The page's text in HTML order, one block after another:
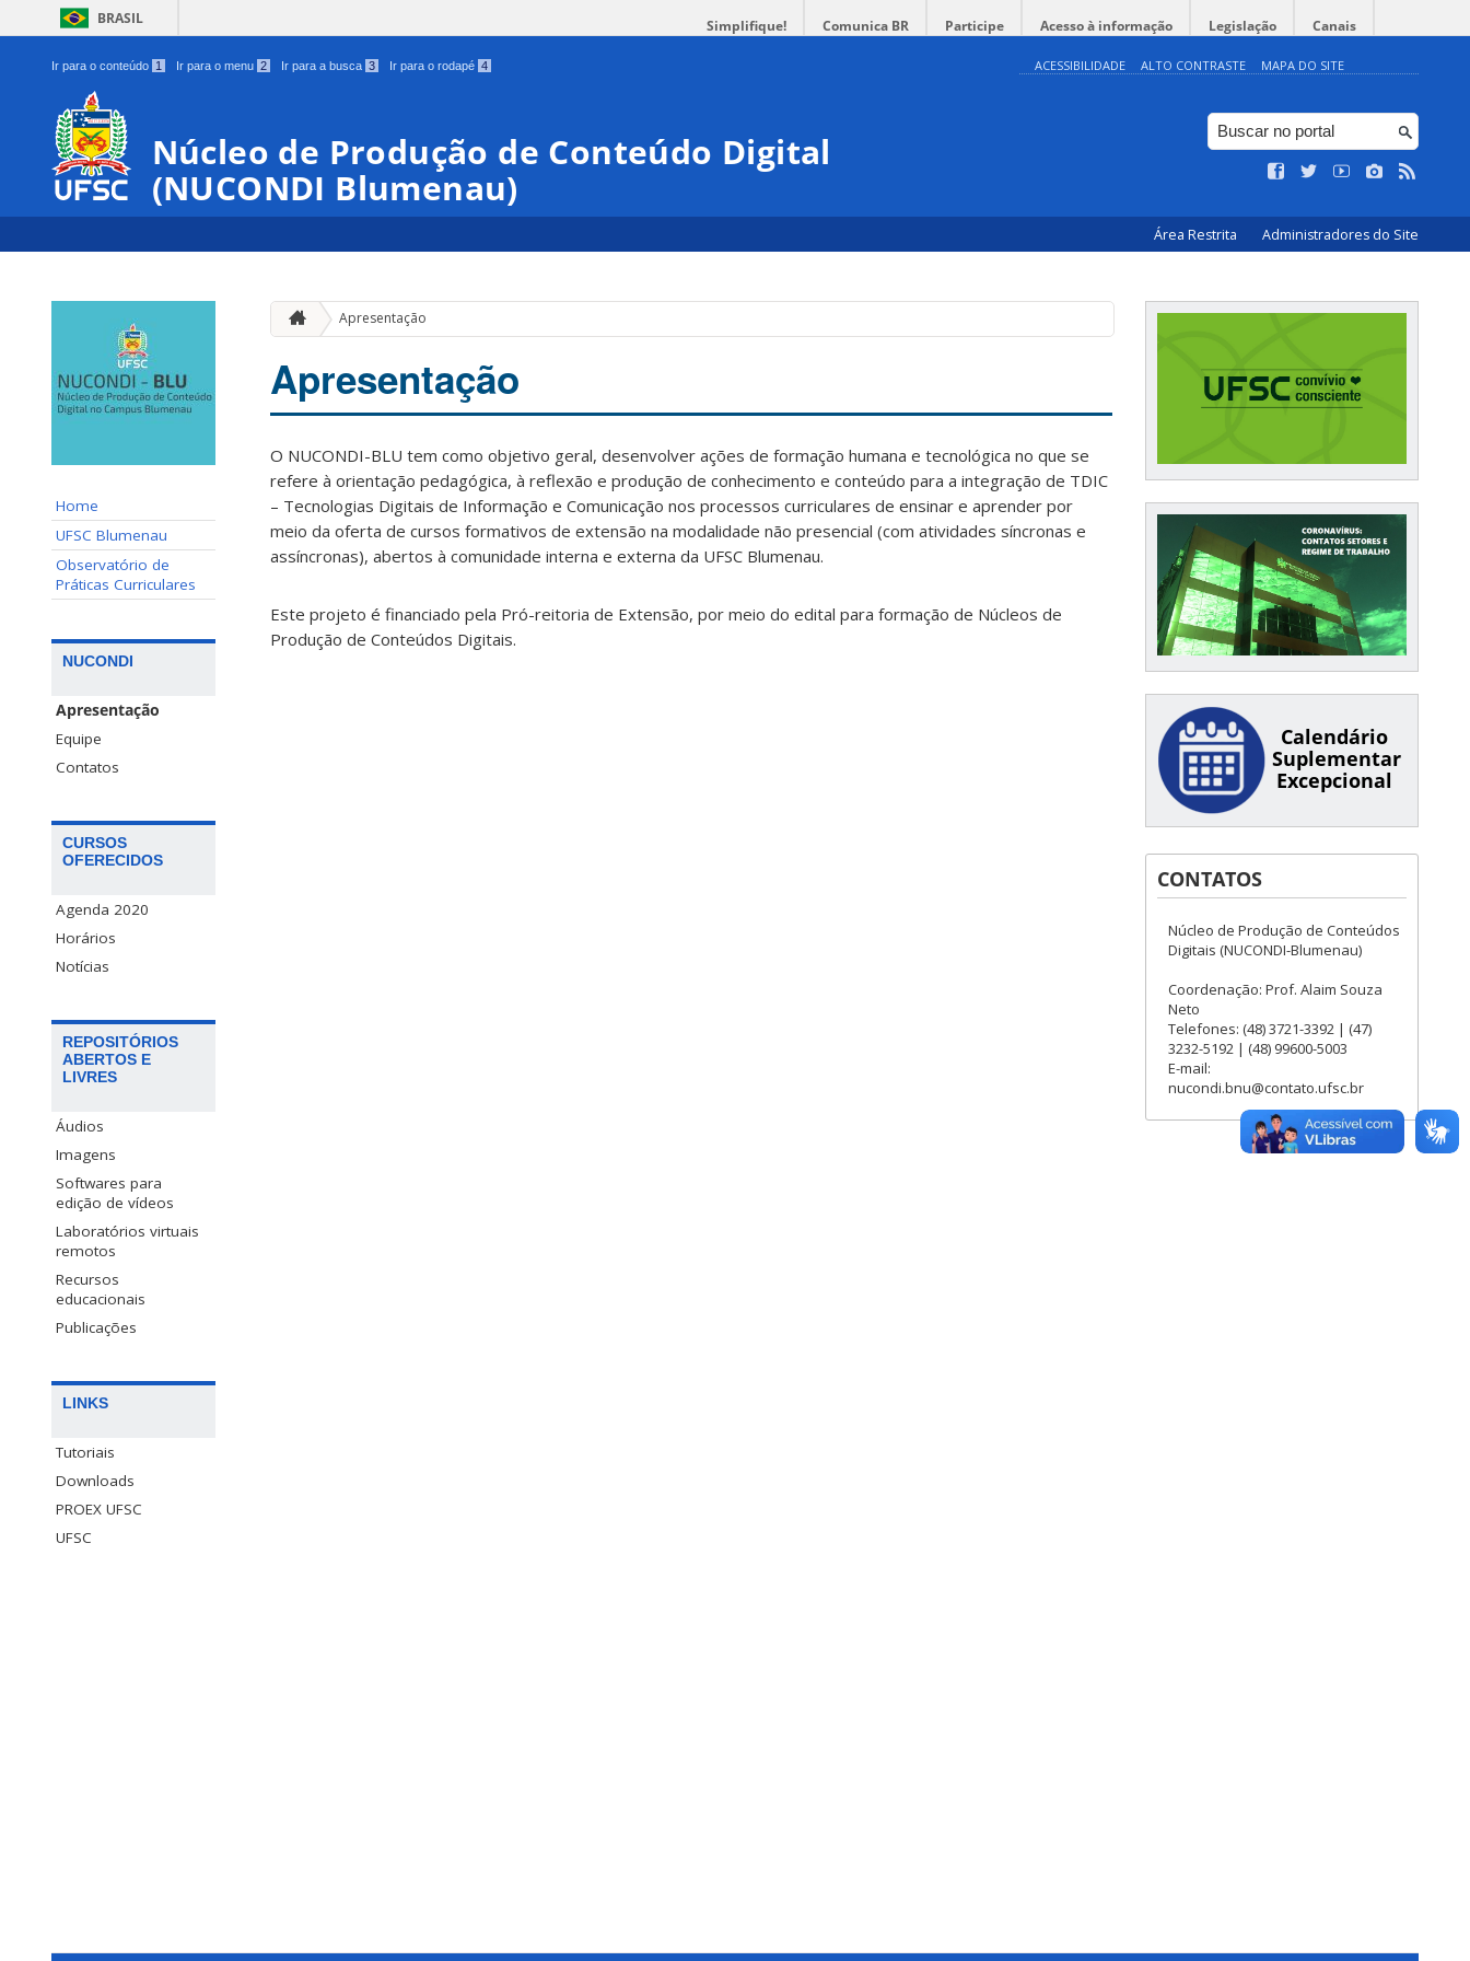
BRASIL Simplifique! Comunica BR Participe Acesso à informação Legislação Canais
Ir para o conteúdo 1 Ir para o menu 2 Ir para a busca 3 Ir para o rodapé 4 ACESSIBILIDADE ALTO CONTRASTE MAPA DO SITE
Núcleo de Produção de Conteúdo Digital
(NUCONDI Blumenau)
Área Restrita Administradores do Site
Home
UFSC Blumenau
Observatório de
Práticas Curriculares
NUCONDI
Apresentação
Equipe
Contatos
CURSOS
OFERECIDOS
Agenda 2020
Horários
Notícias
REPOSITÓRIOS
ABERTOS E
LIVRES
Áudios
Imagens
Softwares para
edição de vídeos
Laboratórios virtuais
remotos
Recursos
educacionais
Publicações
LINKS
Tutoriais
Downloads
PROEX UFSC
UFSC
Apresentação
Apresentação
O NUCONDI-BLU tem como objetivo geral, desenvolver ações de formação humana e tecnológica no que se
refere à orientação pedagógica, à reflexão e produção de conhecimento e conteúdo para a integração de TDIC
– Tecnologias Digitais de Informação e Comunicação nos processos curriculares de ensinar e aprender por
meio da oferta de cursos formativos de extensão na modalidade não presencial (com atividades síncronas e
assíncronas), abertos à comunidade interna e externa da UFSC Blumenau.
Este projeto é financiado pela Pró-reitoria de Extensão, por meio do edital para formação de Núcleos de
Produção de Conteúdos Digitais.
Calendário
Suplementar
Excepcional
CONTATOS
Núcleo de Produção de Conteúdos
Digitais (NUCONDI-Blumenau)
Coordenação: Prof. Alaim Souza
Neto
Telefones: (48) 3721-3392 | (47)
3232-5192 | (48) 99600-5003
E-mail:
nucondi.bnu@contato.ufsc.br